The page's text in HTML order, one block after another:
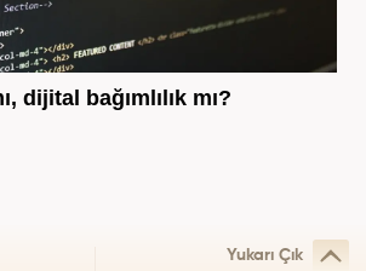
dijital bağımlılık mı?
Yukarı Çık